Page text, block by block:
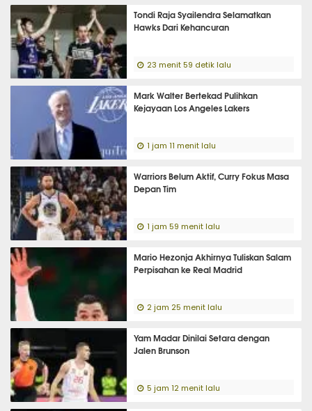
Tondi Raja Syailendra Selamatkan
Hawks Dari Kehancuran
23 menit 59 detik lalu
Mark Walter Bertekad Pulihkan
Kejayaan Los Angeles Lakers
1 jam 11 menit lalu
Warriors Belum Aktif, Curry Fokus Masa
Depan Tim
1 jam 59 menit lalu
Mario Hezonja Akhirnya Tuliskan Salam
Perpisahan ke Real Madrid
2 jam 25 menit lalu
Yam Madar Dinilai Setara dengan
Jalen Brunson
5 jam 12 menit lalu